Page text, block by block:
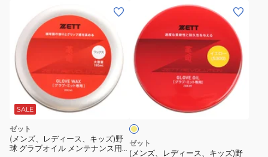
保
革
汚
し
ツ
SALE
ゼット
(メンズ、レディース、キッズ)野
球 グラブオイル メンテナンス用
ズ、
レ
デ
ィ
キ
ッ
ズ)
イ
エ
ロ
ゼット
(メンズ、レディース、キッズ)野